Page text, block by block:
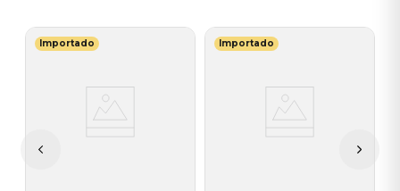
Importado Importado